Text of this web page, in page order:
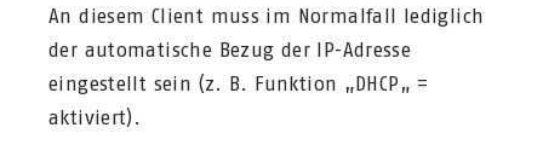
An diesem Client muss im Normalfall lediglich
der automatische Bezug der IP-Adresse
eingestellt sein (z. B. Funktion „DHCP„ =
aktiviert).